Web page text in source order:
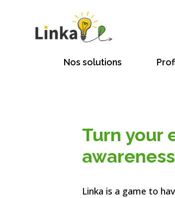
Nos solutions
Turn your
Linka is a game to